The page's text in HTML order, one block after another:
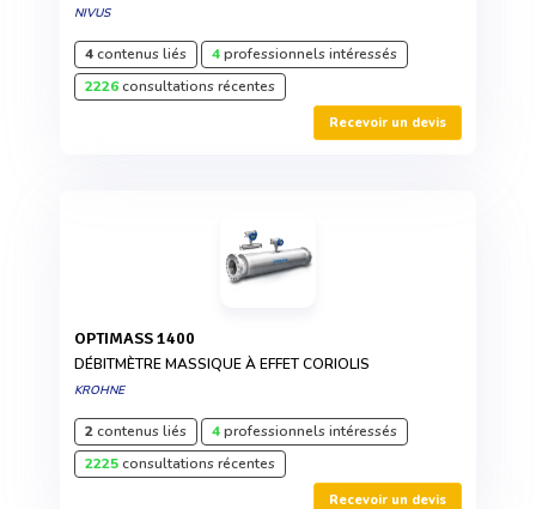
NIVUS
4contenus liés 4professionnels intéressés
2226consultations récentes
Recevoir un devis
OPTIMASS 1400
DÉBITMÈTRE MASSIQUE À EFFET CORIOLIS
KROHNE
2contenus liés 4professionnels intéressés
2225consultations récentes
Recevoir un devis